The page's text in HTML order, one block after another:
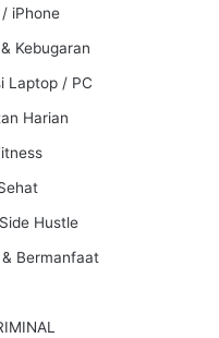
iPhone
Kebugaran
Laptop / PC
Harian
Hustle
Bermanfaat